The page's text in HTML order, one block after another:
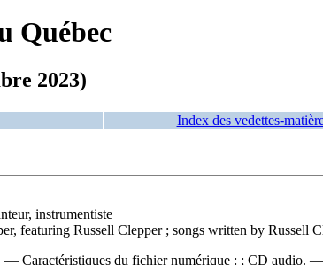
Québec
2023)
Index des vedettes-
instrumentiste
featuring Russell Clepper ; songs written by
— Caractéristiques du fichier numérique : ; CD audio.